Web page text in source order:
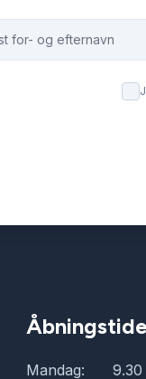
Mandag: 9.30